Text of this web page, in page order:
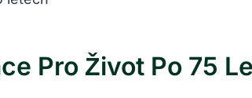
Pro Život Po 75